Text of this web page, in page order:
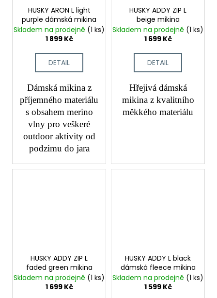
HUSKY ARON L light
purple dámská mikina
Skladem na prodejně (1 ks)
1 899 Kč
DETAIL
Dámská mikina z
příjemného materiálu
s obsahem merino
vlny pro veškeré
outdoor aktivity od
podzimu do jara
HUSKY ADDY ZIP L
beige mikina
Skladem na prodejně (1 ks)
1 699 Kč
DETAIL
Hřejivá dámská
mikina z kvalitního
měkkého materiálu
HUSKY ADDY ZIP L
faded green mikina
Skladem na prodejně (1 ks)
1 699 Kč
HUSKY ADDY L black
dámská fleece mikina
Skladem na prodejně (1 ks)
1 599 Kč